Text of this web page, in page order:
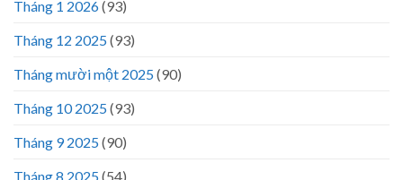
Tháng 1 2026(93)
Tháng 12 2025(93)
Tháng mười một 2025(90)
Tháng 10 2025(93)
Tháng 9 2025(90)
Tháng 8 2025(54)